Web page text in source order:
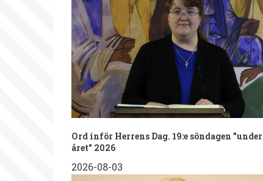
Ord inför Herrens Dag. 19:e söndagen ”under
året” 2026
2026-08-03